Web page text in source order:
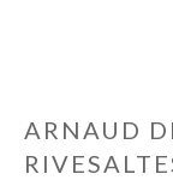
Geels Witteke
ARNAUD